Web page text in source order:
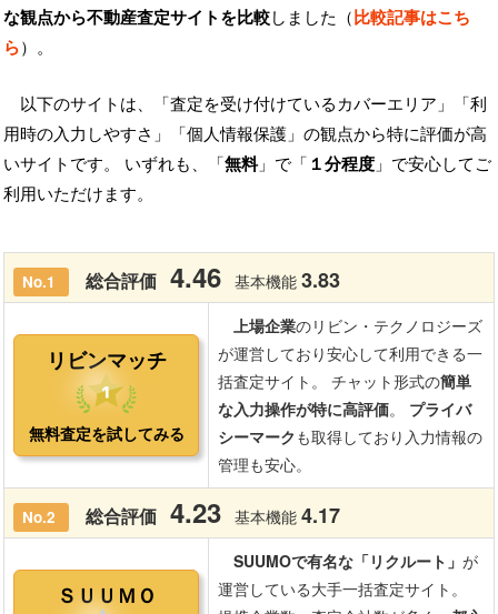
な観点から不動産査定サイトを比較しました（比較記事はこち
ら）。
以下のサイトは、「査定を受け付けているカバーエリア」「利
用時の入力しやすさ」「個人情報保護」の観点から特に評価が高
いサイトです。 いずれも、「無料」で「 １分程度 」で安心してご
利用いただけます。